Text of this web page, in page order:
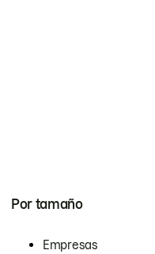
Por tamaño
Empresas